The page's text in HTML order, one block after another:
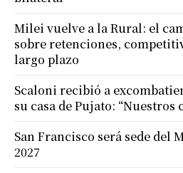
Milei vuelve a la Rural: el
sobre retenciones,
largo plazo
Scaloni recibió a
su casa de Pujato: “Nuestros
San Francisco será sede del
2027